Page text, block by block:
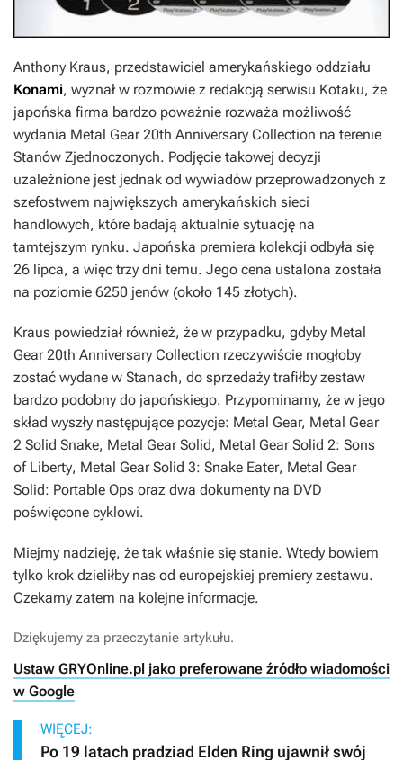
Anthony Kraus, przedstawiciel amerykańskiego oddziału
Konami, wyznał w rozmowie z redakcją serwisu Kotaku, że
japońska firma bardzo poważnie rozważa możliwość
wydania Metal Gear 20th Anniversary Collection na terenie
Stanów Zjednoczonych. Podjęcie takowej decyzji
uzależnione jest jednak od wywiadów przeprowadzonych z
szefostwem największych amerykańskich sieci
handlowych, które badają aktualnie sytuację na
tamtejszym rynku. Japońska premiera kolekcji odbyła się
26 lipca, a więc trzy dni temu. Jego cena ustalona została
na poziomie 6250 jenów (około 145 złotych).
Kraus powiedział również, że w przypadku, gdyby Metal
Gear 20th Anniversary Collection rzeczywiście mogłoby
zostać wydane w Stanach, do sprzedaży trafiłby zestaw
bardzo podobny do japońskiego. Przypominamy, że w jego
skład wyszły następujące pozycje: Metal Gear, Metal Gear
2 Solid Snake, Metal Gear Solid, Metal Gear Solid 2: Sons
of Liberty, Metal Gear Solid 3: Snake Eater, Metal Gear
Solid: Portable Ops oraz dwa dokumenty na DVD
poświęcone cyklowi.
Miejmy nadzieję, że tak właśnie się stanie. Wtedy bowiem
tylko krok dzieliłby nas od europejskiej premiery zestawu.
Czekamy zatem na kolejne informacje.
Dziękujemy za przeczytanie artykułu.
Ustaw GRYOnline.pl jako preferowane źródło wiadomości
w Google
WIĘCEJ:
Po 19 latach pradziad Elden Ring ujawnił swój